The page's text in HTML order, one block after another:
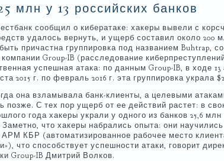
млн у 13 российских банков
сообщил о кибератаке: хакеры вывели с
удалось вернуть, и ущерб составил около 200
причастна группировка под названием Buhtrap,
Group-IB (расследование
успешная атака: по данным Group-IB, в ходе 13
2015 г. по февраль 2016 г. эта группировка украла
она взламывала банк-клиенты, а целевыми
позже. С тех пор ущерб от ее действий растет: в
года хакеры украли у одного из банков 25,6 млн
Заметно, что хакеры набрались опыта: они научились
АРМ КБР (автоматизированное рабочее место
что способствует успешности атаки, говорит
Group-IB Дмитрий Волков.